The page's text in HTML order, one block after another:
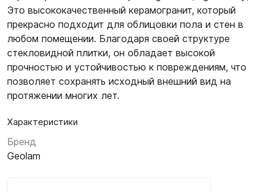
Это высококачественный керамогранит, который
прекрасно подходит для облицовки пола и стен в
любом помещении. Благодаря своей структуре
стекловидной плитки, он обладает высокой
прочностью и устойчивостью к повреждениям, что
позволяет сохранять исходный внешний вид на
протяжении многих лет.
Характеристики
Бренд
Geolam